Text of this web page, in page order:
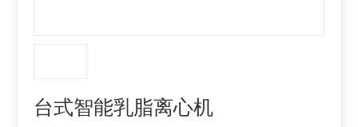
台式智能乳脂离心机